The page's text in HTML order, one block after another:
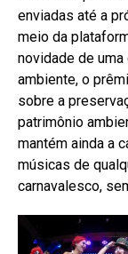
enviadas até a
meio da
novidade de
ambiente, o
sobre a
patrimônio
mantém ainda a
músicas de
carnavalesco,